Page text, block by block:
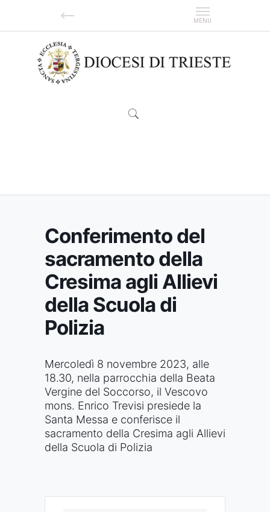
Conferimento del
sacramento della
Cresima agli Allievi
della Scuola di
Polizia
Mercoledì 8 novembre 2023, alle
18.30, nella parrocchia della Beata
Vergine del Soccorso, il Vescovo
mons. Enrico Trevisi presiede la
Santa Messa e conferisce il
sacramento della Cresima agli Allievi
della Scuola di Polizia